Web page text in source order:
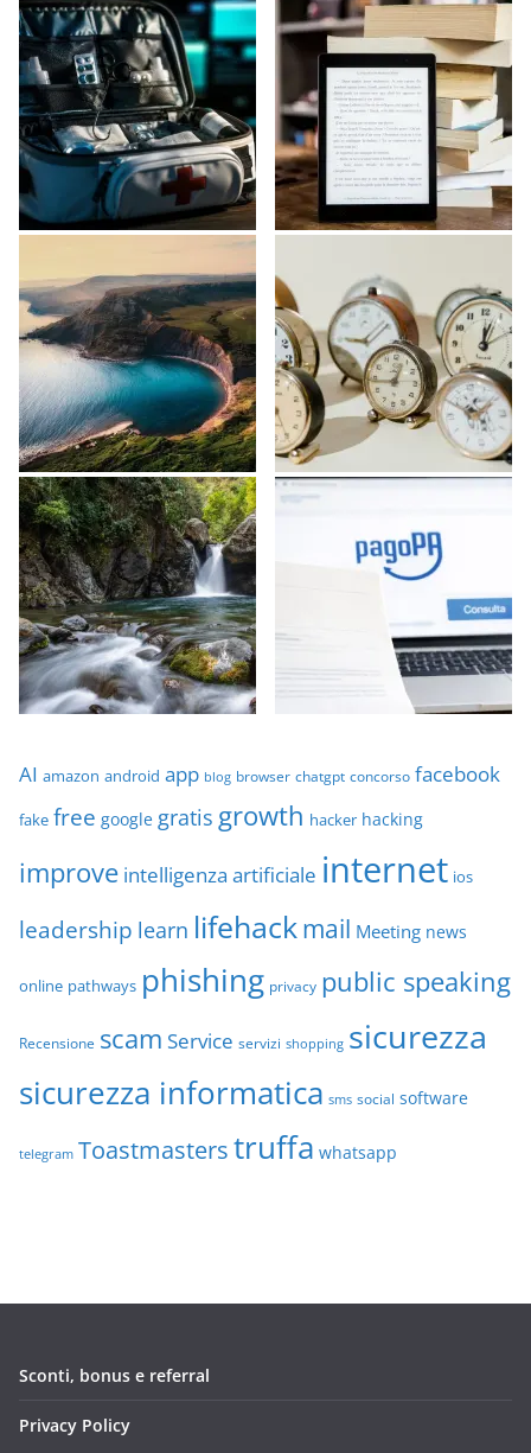
AI amazon android app blog browser chatgpt concorso facebook
fake free google gratis growth hacker hacking
improve intelligenza artificiale internet ios
leadership learn lifehackmail Meeting news
online pathways phishing privacy public speaking
Recensione scam Service servizi shopping sicurezza
sicurezza informatica sms social software
telegram Toastmasterstruffa whatsapp
Sconti, bonus e referral
Privacy Policy